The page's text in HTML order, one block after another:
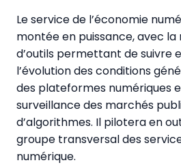
Le service de l’économie
montée en puissance, avec la
d’outils permettant de suivre
l’évolution des conditions
des plateformes numériques
surveillance des marchés
d’algorithmes. Il pilotera en
groupe transversal des
numérique.